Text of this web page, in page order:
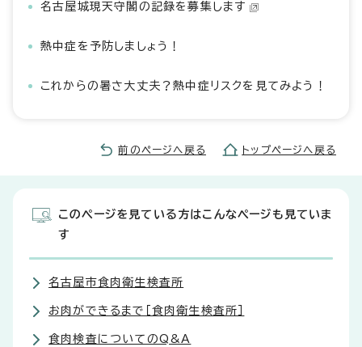
名古屋城現天守閣の記録を募集します
熱中症を予防しましょう！
これからの暑さ大丈夫？熱中症リスクを見てみよう！
前のページへ戻る トップページへ戻る
このページを見ている方はこんなページも見ていま
す
名古屋市食肉衛生検査所
お肉ができるまで［食肉衛生検査所］
食肉検査についてのQ&A